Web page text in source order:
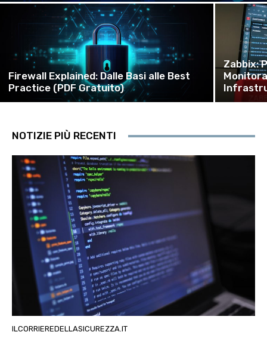
Firewall Explained: Dalle Basi alle Best
Practice (PDF Gratuito)
Zabbix:
NOTIZIE PIÙ RECENTI
ILCORRIEREDELLASICUREZZA.IT